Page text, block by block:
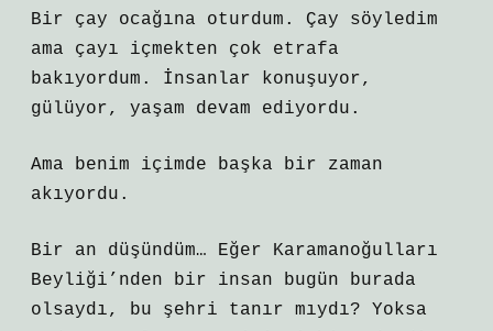
Bir çay ocağına oturdum. Çay söyledim
ama çayı içmekten çok etrafa
bakıyordum. İnsanlar konuşuyor,
gülüyor, yaşam devam ediyordu.
Ama benim içimde başka bir zaman
akıyordu.
Bir an düşündüm… Eğer Karamanoğulları
Beyliği’nden bir insan bugün burada
olsaydı, bu şehri tanır mıydı? Yoksa